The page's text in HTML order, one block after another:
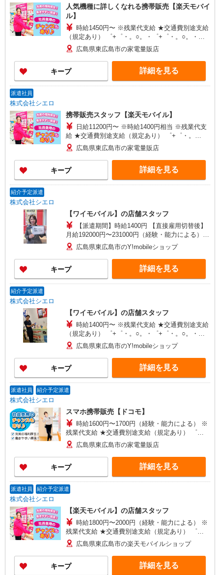
人気機種に詳しくなれる携帯販売【楽天モバイ
ル】
時給1450円〜 ※残業代支給 ★交通費別途支給
（規定あり） ゜+゜・。○。・゜+゜・。○。・゜
+゜ 入社祝い金10万円支給(規定有) お友達を紹介
頂くと, インセンティブ支給(規定有) ★月2回払
い・週払い可能（規程有）★ ゜・。○。・゜
+゜・。○。・゜+゜
広島県東広島市の家電量販店
キープ 詳細を見る
派遣社員
株式会社シエロ
携帯販売スタッフ【楽天モバイル】
日給11200円〜 ※時給1400円相当 ※残業代支
給 ★交通費別途支給（規定あり） ゜+゜・。
○。・゜+゜・。○。・゜+゜ 入社祝い金10万円支
給(規定有) お友達を紹介頂くと, インセンティブ支
給(規定有) ★月2回払い・週払い可能（規程有）★
゜・。○。・゜+゜・。○。・゜+゜
広島県東広島市の家電量販店
キープ 詳細を見る
紹介予定派遣
株式会社シエロ
【ワイモバイル】の店舗スタッフ
【派遣期間】時給1400円 【直接雇用切替後】
月給192000円〜231000円（経験・能力による）
・交通費支給 ・年間休日108日 ・試用期間最短3
ヶ月（期間中の労働条件変更無） ・社会保険完備
・退職金制度 ・ベネフィットステーション ・誕生
日ギフト制度 ・自社健康保険組合 ゜+゜・。
○。・゜+゜・。○。・゜+゜ 入社祝い金10万円支
広島県東広島市のY!mobileショップ
キープ 詳細を見る
紹介予定派遣
株式会社シエロ
【ワイモバイル】の店舗スタッフ
時給1400円〜 ※残業代支給 ★交通費別途支給
（規定あり） ゜+゜・。○。・゜+゜・。○。・゜
+゜ 入社祝い金10万円支給(規定有) お友達を紹介
頂くと, インセンティブ支給(規定有) ★月2回払
い・週払い可能（規程有）★ ゜・。○。・゜
+゜・。○。・゜+゜
広島県東広島市のY!mobileショップ
キープ 詳細を見る
派遣社員 紹介予定派遣
株式会社シエロ
スマホ携帯販売【ドコモ】
時給1600円〜1700円（経験・能力による） ※
残業代支給 ★交通費別途支給（規定あり） ゜
+゜・。○。・゜+゜・。○。・゜+゜ 入社祝い金10
万円支給(規定有) お友達を紹介頂くと, インセンテ
ィブ支給(規定有) ★月2回払い・週払い可能（規程
有）★ ゜・。○。・゜+゜・。○。・゜+゜
広島県東広島市の家電量販店
キープ 詳細を見る
派遣社員 紹介予定派遣
株式会社シエロ
【楽天モバイル】の店舗スタッフ
時給1800円〜2000円（経験・能力による） ※
残業代支給 ★交通費別途支給（規定あり） ゜
+゜・。○。・゜+゜・。○。・゜+゜ 入社祝い金10
万円支給(規定有) お友達を紹介頂くと, インセンテ
ィブ支給(規定有) ★月2回払い・週払い可能（規程
有）★ ゜・。○。・゜+゜・。○。・゜+゜
広島県東広島市の楽天モバイルショップ
キープ 詳細を見る